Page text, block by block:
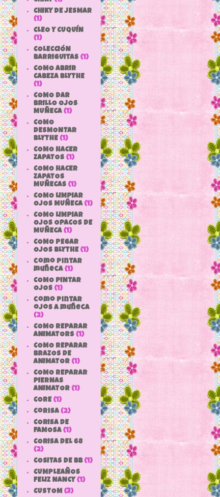
CHIKY DE JESMAR
(1)
CLEO Y CUQUÍN
(1)
COLECCIÓN
BARRIGUITAS (1)
COMO ABRIR
CABEZA BLYTHE
(1)
COMO DAR
BRILLO OJOS
MUÑECA (1)
COMO
DESMONTAR
BLYTHE (1)
COMO HACER
ZAPATOS (1)
COMO HACER
ZAPATOS
MUÑECAS (1)
COMO LIMPIAR
OJOS MUÑECA (1)
COMO LIMPIAR
OJOS OPACOS DE
MUÑECA (1)
COMO PEGAR
OJOS BLYTHE (1)
como pintar
muñeca (1)
COMO PINTAR
OJOS (1)
como pintar
ojos a muñeca
(2)
COMO REPARAR
ANIMATORS (1)
COMO REPARAR
BRAZOS DE
ANIMATOR (1)
COMO REPARAR
PIERNAS
ANIMATOR (1)
CORE (1)
Corisa (2)
CORISA DE
FAMOSA (1)
CORISA DEL 68
(2)
COSITAS DE bb (1)
CUMPLEAÑOS
FELIZ NANCY (1)
CUSTOM (3)